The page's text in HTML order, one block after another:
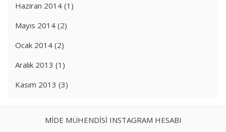
Haziran 2014 (1)
Mayıs 2014 (2)
Ocak 2014 (2)
Aralık 2013 (1)
Kasım 2013 (3)
MİDE MÜHENDİSİ INSTAGRAM HESABI